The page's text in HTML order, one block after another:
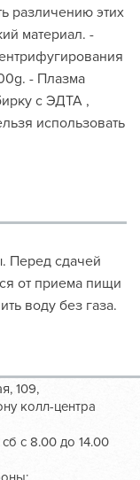
различению этих
материал. -
- Плазма
с ЭДТА ,
использовать
Перед сдачей
от приема пищи
воду без газа.
109,
колл-центра
с 8.00 до 14.00